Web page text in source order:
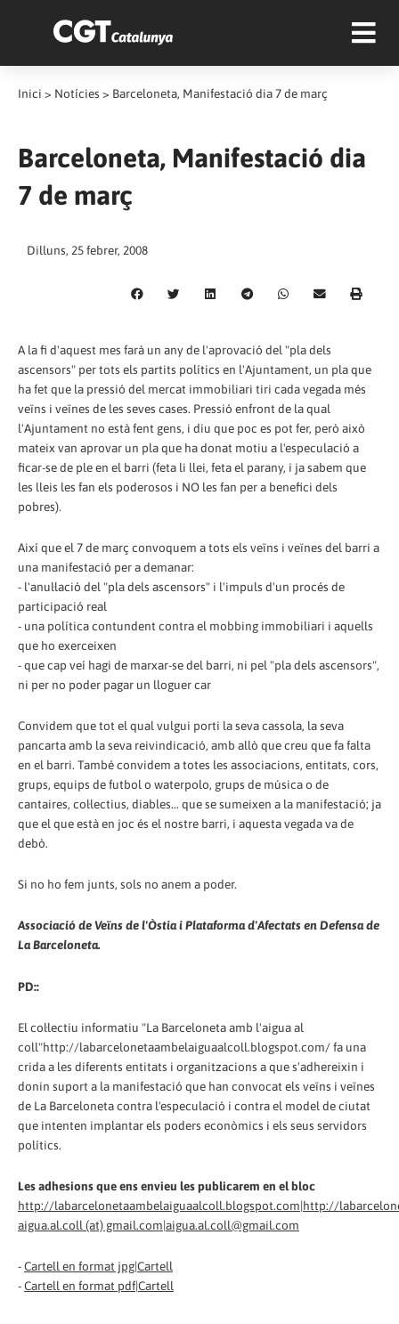
Inici > Notícies > Barceloneta, Manifestació dia 7 de març
Barceloneta, Manifestació dia
7 de març
Dilluns, 25 febrer, 2008
A la fi d'aquest mes farà un any de l'aprovació del "pla dels
ascensors" per tots els partits polítics en l'Ajuntament, un pla que
ha fet que la pressió del mercat immobiliari tiri cada vegada més
veïns i veïnes de les seves cases. Pressió enfront de la qual
l'Ajuntament no està fent gens, i diu que poc es pot fer, però això
mateix van aprovar un pla que ha donat motiu a l'especulació a
ficar-se de ple en el barri (feta li llei, feta el parany, i ja sabem que
les lleis les fan els poderosos i NO les fan per a benefici dels
pobres).
Així que el 7 de març convoquem a tots els veïns i veïnes del barri a
una manifestació per a demanar:
- l'anul·lació del "pla dels ascensors" i l'impuls d'un procés de
participació real
- una política contundent contra el mobbing immobiliari i aquells
que ho exerceixen
- que cap veí hagi de marxar-se del barri, ni pel "pla dels ascensors",
ni per no poder pagar un lloguer car
Convidem que tot el qual vulgui porti la seva cassola, la seva
pancarta amb la seva reivindicació, amb allò que creu que fa falta
en el barri. També convidem a totes les associacions, entitats, cors,
grups, equips de futbol o waterpolo, grups de música o de
cantaires, col·lectius, diables... que se sumeixen a la manifestació; ja
que el que està en joc és el nostre barri, i aquesta vegada va de
debò.
Si no ho fem junts, sols no anem a poder.
Associació de Veïns de l'Òstia i Plataforma d'Afectats en Defensa de
La Barceloneta.
PD::
El col·lectiu informatiu "La Barceloneta amb l'aigua al
coll"http://labarcelonetaambelaiguaalcoll.blogspot.com/ fa una
crida a les diferents entitats i organitzacions a que s'adhereixin i
donin suport a la manifestació que han convocat els veïns i veïnes
de La Barceloneta contra l'especulació i contra el model de ciutat
que intenten implantar els poders econòmics i els seus servidors
polítics.
Les adhesions que ens envieu les publicarem en el bloc
http://labarcelonetaambelaiguaalcoll.blogspot.com|http://
aigua.al.coll (at) gmail.com|aigua.al.coll@gmail.com
-Cartell en format jpg|Cartell
-Cartell en format pdf|Cartell